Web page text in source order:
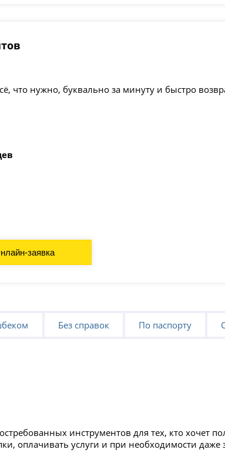
что нужно, буквально за минуту и быстро
заявка
Без справок По паспорту
инструментов для тех, кто хочет
оплачивать услуги и при необходимости